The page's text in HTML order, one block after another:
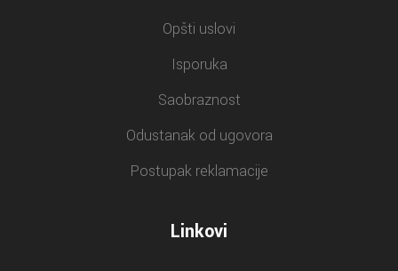
Opšti uslovi
Isporuka
Saobraznost
Odustanak od ugovora
Postupak reklamacije
Linkovi